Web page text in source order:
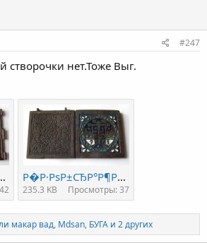
#247
створочки нет.Тоже Выг.
013.jpg Р�Р·РѕР±СЂР°Р¶РµРЅРёРµ 008.jpg
235.3 KB Просмотры: 37
макар вад, Mdsan, БУГА и 2 других